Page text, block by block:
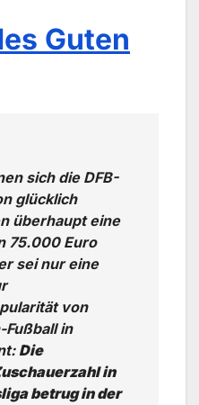
Guten
sich die DFB-
glücklich
überhaupt eine
75.000 Euro
sei nur eine
von
Fußball in
Die
in
betrug in der